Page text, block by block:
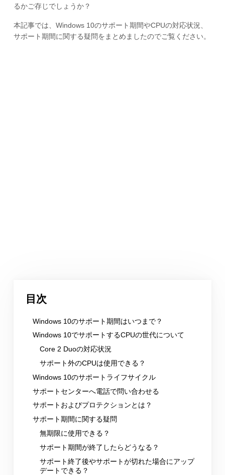
るかご存じでしょうか？
本記事では、Windows 10のサポート期間やCPUの対応状況、
サポート期間に関する疑問をまとめましたのでご覧ください。
目次
Windows 10のサポート期間はいつまで？
Windows 10でサポートするCPUの世代について
Core 2 Duoの対応状況
サポート外のCPUは使用できる？
Windows 10のサポートライフサイクル
サポートセンターへ電話で問い合わせる
サポートおよびプロテクションとは？
サポート期間に関する疑問
無期限に使用できる？
サポート期間が終了したらどうなる？
サポート終了後やサポートが切れた場合にアップ
デートできる？